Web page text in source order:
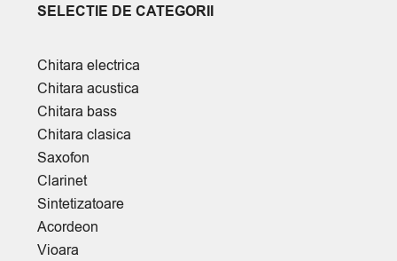
SELECTIE DE CATEGORII
Chitara electrica
Chitara acustica
Chitara bass
Chitara clasica
Saxofon
Clarinet
Sintetizatoare
Acordeon
Vioara